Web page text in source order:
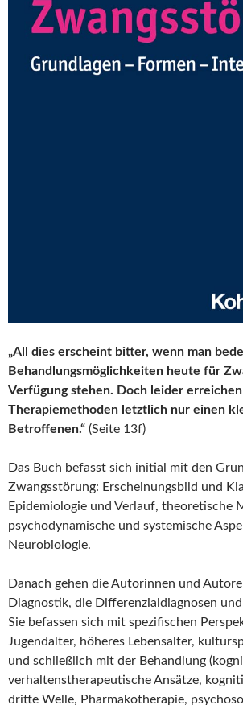
„All dies erscheint bitter, wenn man
Behandlungsmöglichkeiten heute für
Verfügung stehen. Doch leider
Therapiemethoden letztlich nur einen
Betroffenen.“ (Seite 13f)
Das Buch befasst sich initial mit den
Zwangsstörung: Erscheinungsbild und
Epidemiologie und Verlauf, theoretische
psychodynamische und systemische
Neurobiologie.
Danach gehen die Autorinnen und
Diagnostik, die Differenzialdiagnosen
Sie befassen sich mit spezifischen
Jugendalter, höheres Lebensalter,
und schließlich mit der Behandlung
verhaltenstherapeutische Ansätze,
dritte Welle, Pharmakotherapie,